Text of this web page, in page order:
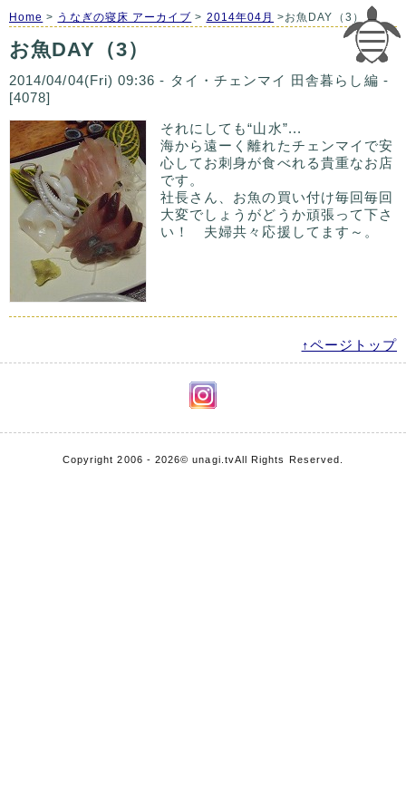
Home > うなぎの寝床 アーカイブ > 2014年04月 >お魚DAY（3）
お魚DAY（3）
2014/04/04(Fri) 09:36 - タイ・チェンマイ 田舎暮らし編 -
[4078]
それにしても“山水”...
海から遠ーく離れたチェンマイで安
心してお刺身が食べれる貴重なお店
です。
社長さん、お魚の買い付け毎回毎回
大変でしょうがどうか頑張って下さ
い！ 夫婦共々応援してます～。
↑ページトップ
Copyright 2006 - 2026© unagi.tvAll Rights Reserved.